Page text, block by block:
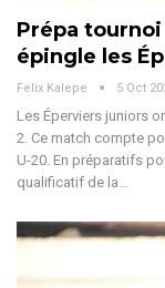
Prépa tournoi
épingle les
Felix Kalepe 5 Oct
Les Éperviers juniors
2. Ce match compte
U-20. En préparatifs
qualificatif de la